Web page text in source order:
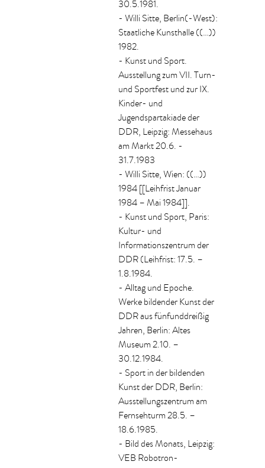
30.5.1981.
- Willi Sitte, Berlin(-West):
Staatliche Kunsthalle ((…))
1982.
- Kunst und Sport.
Ausstellung zum VII. Turn-
und Sportfest und zur IX.
Kinder- und
Jugendspartakiade der
DDR, Leipzig: Messehaus
am Markt 20.6. -
31.7.1983
- Willi Sitte, Wien: ((…))
1984 [[Leihfrist Januar
1984 – Mai 1984]].
- Kunst und Sport, Paris:
Kultur- und
Informationszentrum der
DDR (Leihfrist: 17.5. –
1.8.1984.
- Alltag und Epoche.
Werke bildender Kunst der
DDR aus fünfunddreißig
Jahren, Berlin: Altes
Museum 2.10. –
30.12.1984.
- Sport in der bildenden
Kunst der DDR, Berlin:
Ausstellungszentrum am
Fernsehturm 28.5. –
18.6.1985.
- Bild des Monats, Leipzig:
VEB Robotron-